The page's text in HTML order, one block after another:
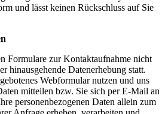
und lässt keinen Rückschluss auf Sie
Formulare zur Kontaktaufnahme nicht
hinausgehende Datenerhebung statt.
Webformular nutzen und uns
mitteilen bzw. Sie sich per E-Mail an
personenbezogenen Daten allein zum